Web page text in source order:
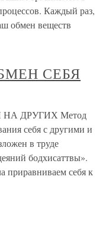
Каждый раз,
обмен веществ
СЕБЯ
ДРУГИХ Метод
себя с другими и
в труде
бодхисаттвы».
приравниваем себя к